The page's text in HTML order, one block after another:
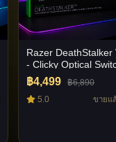
Razer DeathStalker
- Clicky Optical
US
฿4,499 ฿6,890
5.0 ขายแ